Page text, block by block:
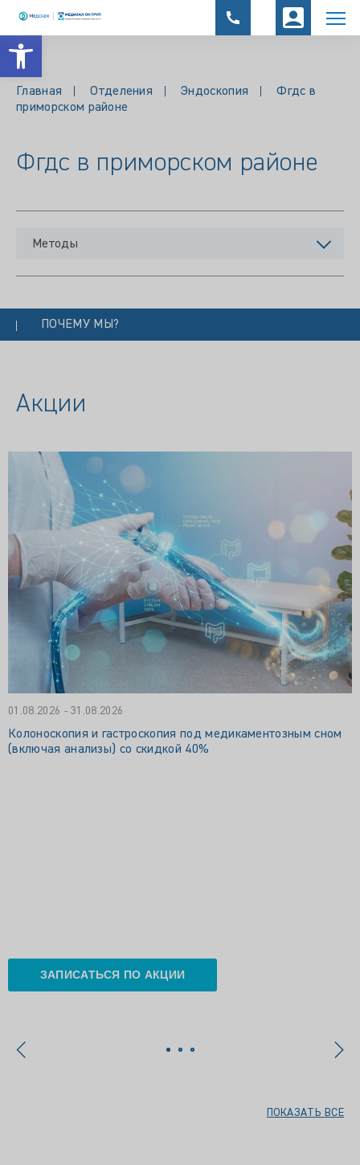
Открыть панель инструментов
Главная Отделения Эндоскопия
Фгдс в
приморском районе
Фгдс в приморском районе
Методы
ПОЧЕМУ МЫ?
Акции
01.08.2026 - 31.08.2026
Колоноскопия и гастроскопия под медикаментозным сном
(включая анализы) со скидкой 40%
ЗАПИСАТЬСЯ ПО АКЦИИ
ПОКАЗАТЬ ВСЕ